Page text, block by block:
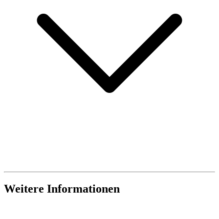
Weitere Informationen